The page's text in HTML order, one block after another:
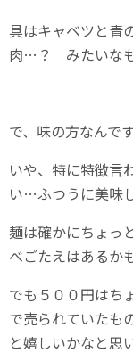
具はキャベツと青
肉…？ みたいなも
で、味の方なんです
いや、特に特徴言
い…ふつうに美味
麺は確かにちょっ
べごたえはあるか
でも５００円はち
で売られていたも
と嬉しいかなと思